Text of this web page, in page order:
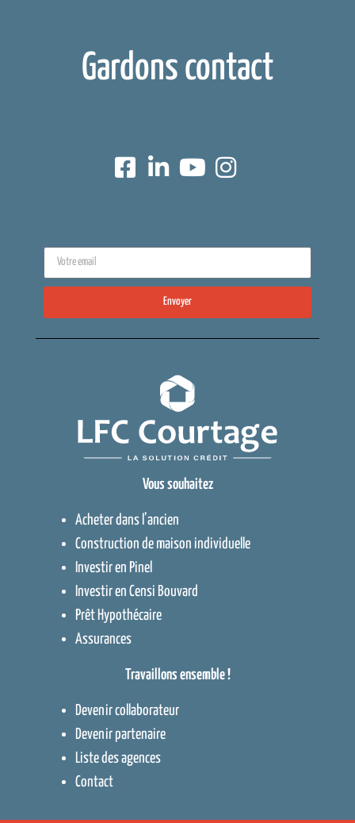
Gardons contact
Envoyer
Vous souhaitez
Acheter dans l’ancien
Construction de maison individuelle
Investir en Pinel
Investir en Censi Bouvard
Prêt Hypothécaire
Assurances
Travaillons ensemble !
Devenir collaborateur
Devenir partenaire
Liste des agences
Contact